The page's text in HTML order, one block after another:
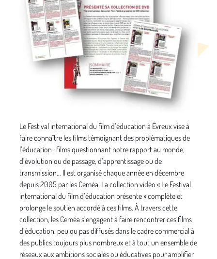
Le Festival international du film d’éducation à Évreux vise à
faire connaître les films témoignant des problématiques de
l’éducation : films questionnant notre rapport au monde,
d’évolution ou de passage, d’apprentissage ou de
transmission… Il est organisé chaque année en décembre
depuis 2005 par les Ceméa. La collection vidéo « Le Festival
international du film d’éducation présente » complète et
prolonge le soutien accordé à ces films. À travers cette
collection, les Ceméa s’engagent à faire rencontrer ces films
d’éducation, peu ou pas diffusés dans le cadre commercial à
des publics toujours plus nombreux et à tout un ensemble de
réseaux aux ambitions sociales ou éducatives pour amplifier